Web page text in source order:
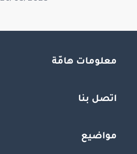
معلومات هامّة
اتصل بنا
مواضيع